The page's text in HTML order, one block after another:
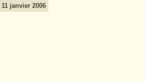
11 janvier 2006